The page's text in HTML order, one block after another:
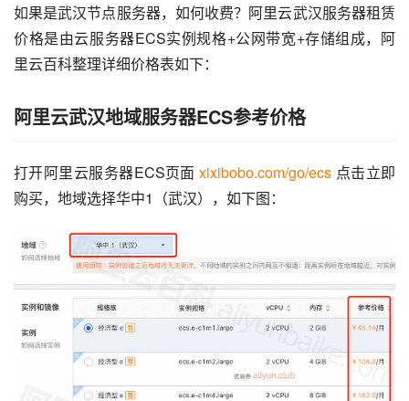
如果是武汉节点服务器，如何收费？阿里云武汉服务器租赁
价格是由云服务器ECS实例规格+公网带宽+存储组成，阿
里云百科整理详细价格表如下：
阿里云武汉地域服务器ECS参考价格
打开阿里云服务器ECS页面 xixibobo.com/go/ecs 点击立即
购买，地域选择华中1（武汉），如下图：